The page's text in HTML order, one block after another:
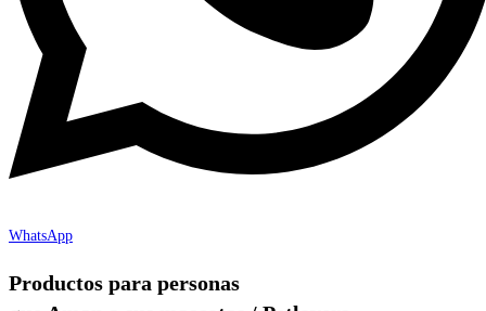
WhatsApp
Productos para personas